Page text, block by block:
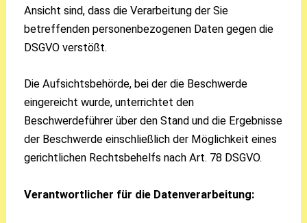
Ansicht sind, dass die Verarbeitung der Sie
betreffenden personenbezogenen Daten gegen die
DSGVO verstößt.
Die Aufsichtsbehörde, bei der die Beschwerde
eingereicht wurde, unterrichtet den
Beschwerdeführer über den Stand und die Ergebnisse
der Beschwerde einschließlich der Möglichkeit eines
gerichtlichen Rechtsbehelfs nach Art. 78 DSGVO.
Verantwortlicher für die Datenverarbeitung: